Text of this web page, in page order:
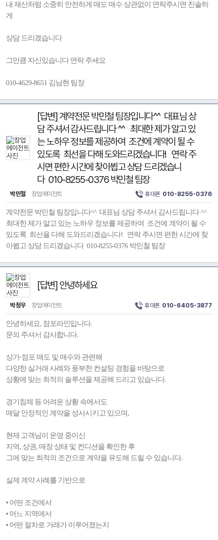
내 재산처럼 소중히 안전하게 매도 매수 상관없이 연락주시면 진솔하
게
상담 드리겠습니다
그만큼 자신있습니다 연락 주세요
010-4629-8651 김남현 팀장
[답변] 계약전문 박민철 팀장입니다^^ 대표님 상
담 주셔서 감사드립니다 ^^ 최대한 제가 알고 있
는 노하우 정보를 제공하여 조건에 계약이 될 수
있도록 최선을 다해 도와드리겠습니다! 연락 주
시면 편한 시간에 찾아뵙고 상담 드리겠습니
다 010-8255-0376 박민철 팀장
박민철 창업에이전트 휴대폰 010-8255-0376
계약전문 박민철 팀장입니다^^ 대표님 상담 주셔서 감사드립니다 ^^
최대한 제가 알고 있는 노하우 정보를 제공하여 조건에 계약이 될 수
있도록 최선을 다해 도와드리겠습니다! 연락 주시면 편한 시간에 찾
아뵙고 상담 드리겠습니다 010-8255-0376 박민철 팀장
[답변] 안녕하세요
박정우 창업에이전트 휴대폰 010-6405-3877
안녕하세요, 점포라인입니다.
문의 주셔서 감사합니다.
상가·점포 매도 및 매수와 관련해
다양한 실거래 사례와 풍부한 컨설팅 경험을 바탕으로
상황에 맞는 최적의 솔루션을 제공해 드리고 있습니다.
경기침체 등 어려운 상황 속에서도
매달 안정적인 계약을 성사시키고 있으며,
현재 고객님이 운영 중이신
지역, 상권, 매장 상태 및 컨디션을 확인한 후
그에 맞는 최적의 조건으로 계약을 유도해 드릴 수 있습니다.
실제 계약 사례를 기반으로
• 어떤 조건에서
• 어느 지역에서
• 어떤 절차로 거래가 이루어졌는지